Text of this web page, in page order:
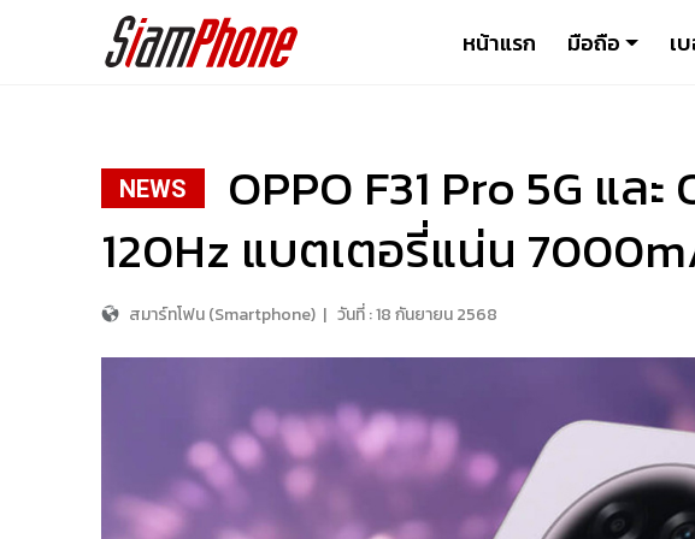
หน้าแรก มือถือ เ
NEWS
OPPO F31 Pro 5G แล
120Hz แบตเตอรี่แน่น
สมาร์ทโฟน (Smartphone) | วันที่ :18 กันยายน 2568